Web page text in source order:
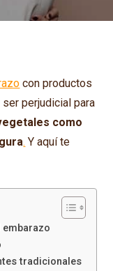
con productos
perjudicial para
como
. Y aquí te
embarazo
tradicionales